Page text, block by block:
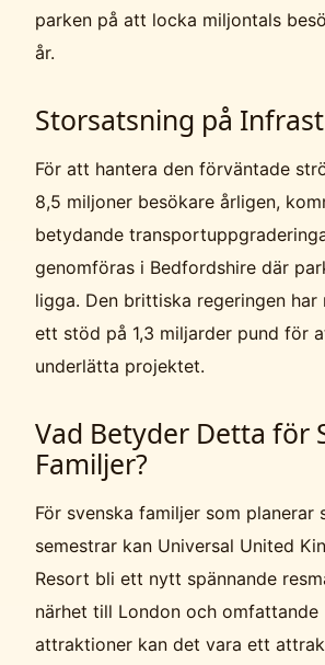
parken på att locka miljontals
år.
Storsatsning på
För att hantera den förväntade
8,5 miljoner besökare årligen,
betydande
genomföras i Bedfordshire där
ligga. Den brittiska regeringen har
ett stöd på 1,3 miljarder pund för
underlätta projektet.
Vad Betyder Detta för
Familjer?
För svenska familjer som planerar
semestrar kan Universal United
Resort bli ett nytt spännande
närhet till London och omfattande
attraktioner kan det vara ett